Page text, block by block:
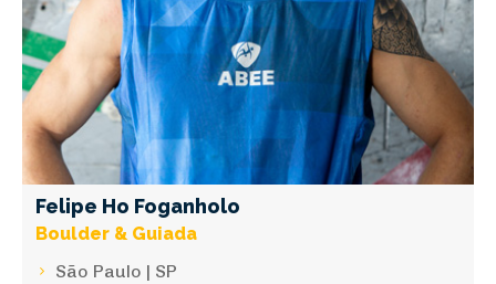
Felipe Ho Foganholo
Boulder & Guiada
São Paulo | SP